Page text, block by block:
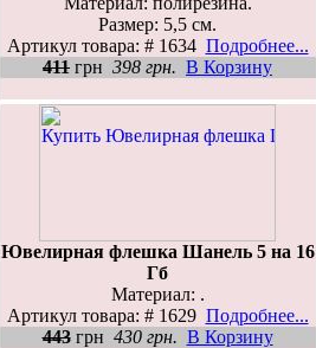
Размер: 5,5 см.
Артикул товара: # 1634 Подробнее...
411 грн 398 грн. В Корзину
Ювелирная флешка Шанель 5 на 16
Гб
Материал: .
Артикул товара: # 1629 Подробнее...
443грн 430 грн. В Корзину